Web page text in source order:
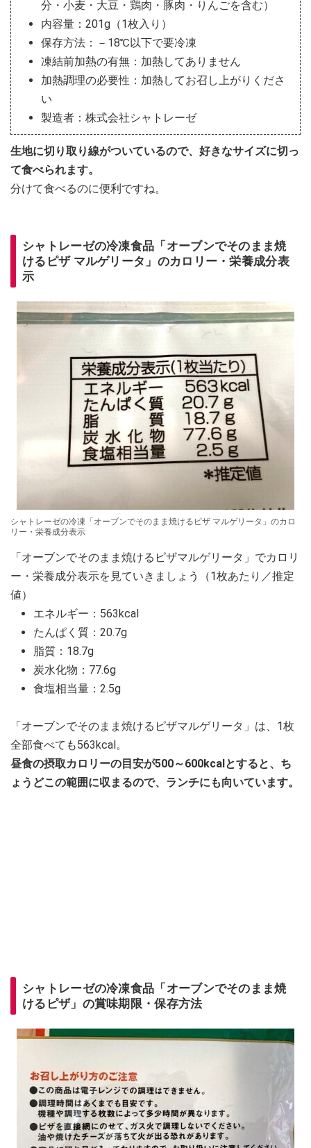
分・小麦・大豆・鶏肉・豚肉・りんごを含む）
内容量：201g（1枚入り）
保存方法：－18℃以下で要冷凍
凍結前加熱の有無：加熱してありません
加熱調理の必要性：加熱してお召し上がりくださ
い
製造者：株式会社シャトレーゼ
生地に切り取り線がついているので、好きなサイズに切っ
て食べられます。
分けて食べるのに便利ですね。
シャトレーゼの冷凍食品「オーブンでそのまま焼
けるピザ マルゲリータ」のカロリー・栄養成分表
示
シャトレーゼの冷凍「オーブンでそのまま焼けるピザ マルゲリータ」のカロ
リー・栄養成分表示
「オーブンでそのまま焼けるピザマルゲリータ」でカロリ
ー・栄養成分表示を見ていきましょう（1枚あたり／推定
値）
エネルギー：563kcal
たんぱく質：20.7g
脂質：18.7g
炭水化物：77.6g
食塩相当量：2.5g
「オーブンでそのまま焼けるピザマルゲリータ」は、1枚
全部食べても563kcal。
昼食の摂取カロリーの目安が500～600kcalとすると、ち
ょうどこの範囲に収まるので、ランチにも向いています。
シャトレーゼの冷凍食品「オーブンでそのまま焼
けるピザ」の賞味期限・保存方法